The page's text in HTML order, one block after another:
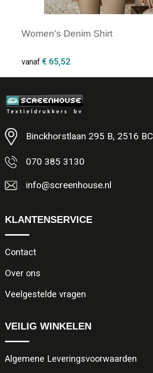
Women's Denim Shirt
vanaf € 65,52
Minimale afname: 1
Binckhorstlaan 295 B, 2516
070 385 3130
info@screenhouse.nl
KLANTENSERVICE
Contact
Over ons
Veelgestelde vragen
VEILIG WINKELEN
Algemene Leveringsvoorwaarden